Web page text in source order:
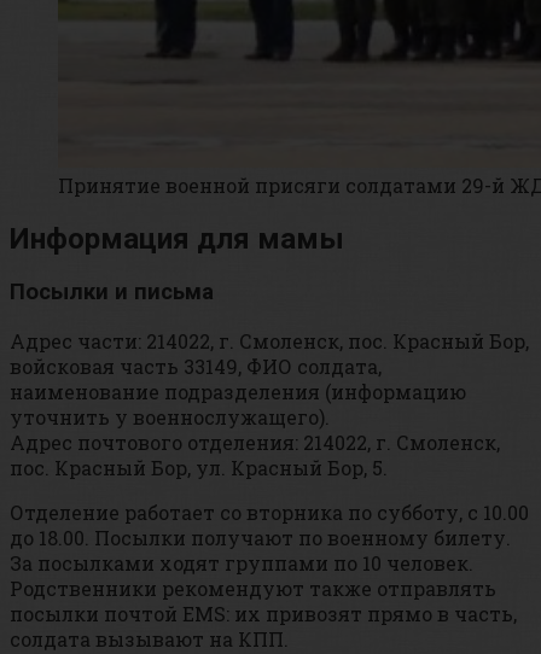
Принятие военной присяги солдатами 29-й
Информация для мамы
Посылки и письма
Адрес части: 214022, г. Смоленск, пос. Красный Бор,
войсковая часть 33149, ФИО солдата,
наименование подразделения (информацию
уточнить у военнослужащего).
Адрес почтового отделения: 214022, г. Смоленск,
пос. Красный Бор, ул. Красный Бор, 5.
Отделение работает со вторника по субботу, с 10.00
до 18.00. Посылки получают по военному билету.
За посылками ходят группами по 10 человек.
Родственники рекомендуют также отправлять
посылки почтой EMS: их привозят прямо в часть,
солдата вызывают на КПП.